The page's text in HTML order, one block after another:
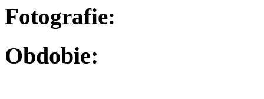
Fotografie:
Obdobie: